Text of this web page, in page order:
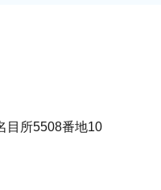
目所5508番地10